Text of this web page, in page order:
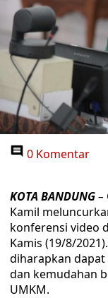
0 Komentar
KOTA BANDUNG–
Kamil
konferensi video
Kamis (19/8/
diharapkan
dan kemudahan
UMKM.